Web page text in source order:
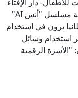
دار الإفتاء
سبقت إلى تبني نموذج "الفتوى الرقمية الوقائية" لحماية النشء في العصر الرقمي- تجربة مسلسل "أنس AI"
يرون في استخدام
يؤيدون حظر استخدام وسائل
"الأسرة الرقمية